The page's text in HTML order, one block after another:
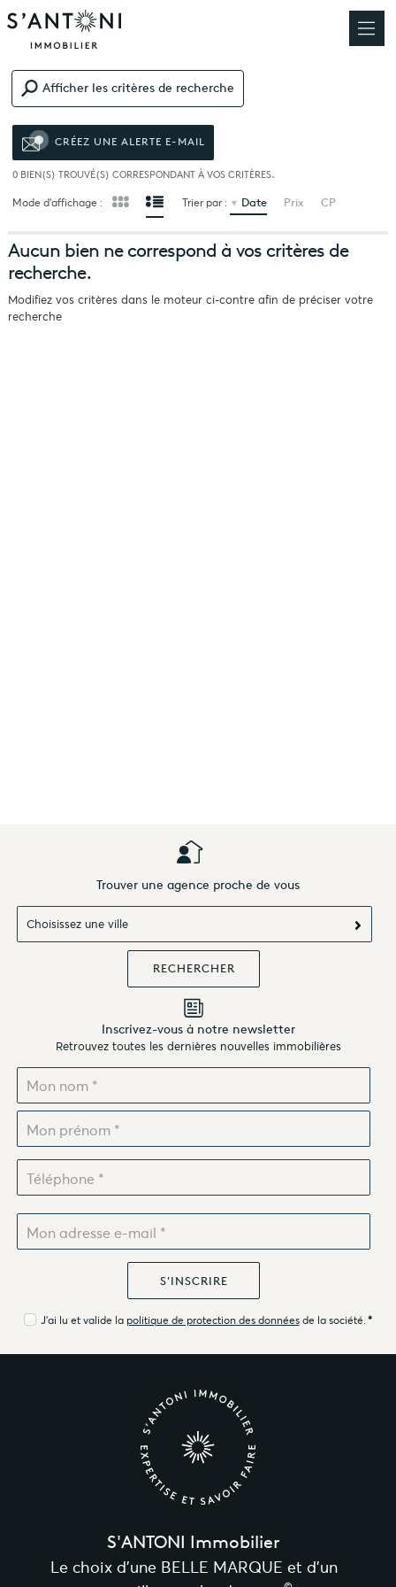
Afficher les critères de recherche
CRÉEZ UNE ALERTE E-MAIL
0BIEN(S) TROUVÉ(S) CORRESPONDANT À VOS CRITÈRES.
Mode d’affichage : Trier par : Date Prix CP
Aucun bien ne correspond à vos critères de
recherche.
Modifiez vos critères dans le moteur ci-contre afin de préciser votre
recherche
Trouver une agence proche de vous
Choisissez une ville
Inscrivez-vous à notre newsletter
Retrouvez toutes les dernières nouvelles immobilières
J'ai lu et valide la politique de protection des donnéesde la société. *
S'ANTONI Immobilier
Le choix d’une BELLE MARQUE et d’un